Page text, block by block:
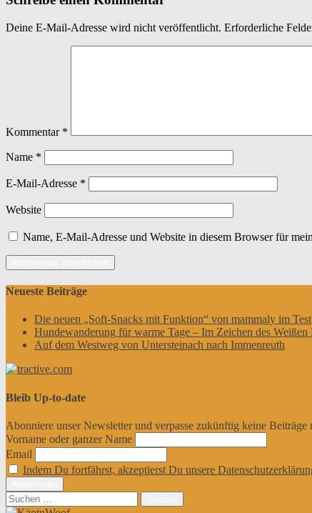
Deine E-Mail-Adresse wird nicht veröffentlicht. Erforderliche
Kommentar *
Name *
E-Mail-Adresse *
Website
Name, E-Mail-Adresse und Website in diesem Browser für
Neueste Beiträge
Die neuen „Soft-Snacks mit Funktion“ von mammaly im Test
Hundewanderung für warme Tage – Im Zeichen des Weißen
Auf dem Westweg von Untersteinach nach Immenreuth
Bleib Up-to-date
Abonniere unser Newsletter und verpasse zukünftig keine Beiträge
Vorname oder ganzer Name
Email
Indem Du fortfährst, akzeptierst Du unsere
Suchen
nach: